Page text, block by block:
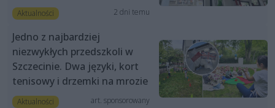
Aktualności 2 dni temu
Jedno z najbardziej
niezwykłych przedszkoli w
Szczecinie. Dwa języki, kort
tenisowy i drzemki na mrozie
Aktualności art. sponsorowany